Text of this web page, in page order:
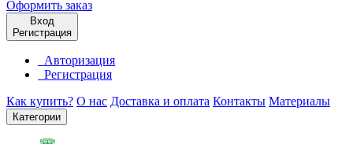
Оформить заказ
Вход
Регистрация
Авторизация
Регистрация
Как купить? О нас Доставка и оплата Контакты Материалы
Категории